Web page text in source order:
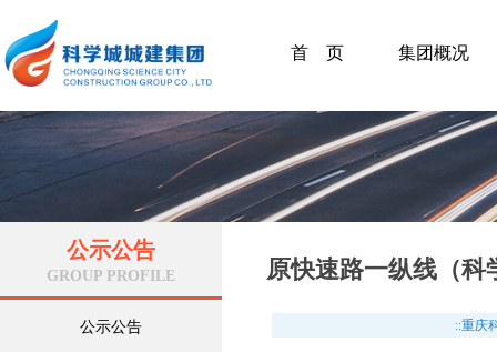
首 页 集团概况
公示公告
GROUP PROFILE
公示公告
原快速路一纵线（科
::重庆